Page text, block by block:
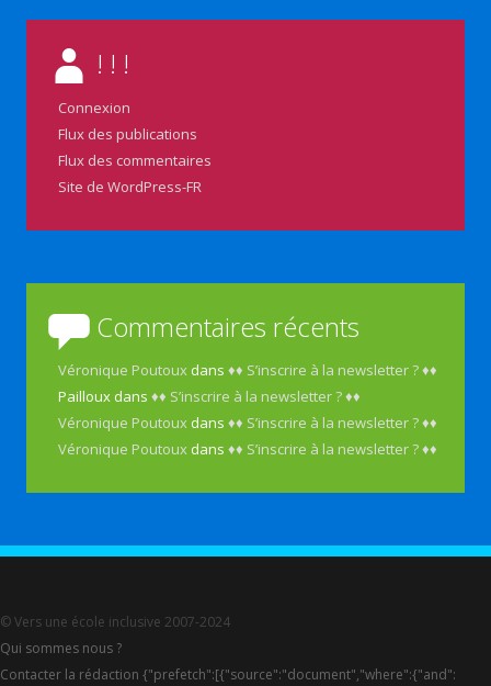
! ! !
Connexion
Flux des publications
Flux des commentaires
Site de WordPress-FR
Commentaires récents
Véronique Poutoux dans♦♦ S’inscrire à la newsletter ? ♦♦
Pailloux dans♦♦ S’inscrire à la newsletter ? ♦♦
Véronique Poutoux dans♦♦ S’inscrire à la newsletter ? ♦♦
Véronique Poutoux dans♦♦ S’inscrire à la newsletter ? ♦♦
© Vers une école inclusive 2007-2024
Qui sommes nous ?
Contacter la rédaction {"prefetch":[{"source":"document","where":{"and":